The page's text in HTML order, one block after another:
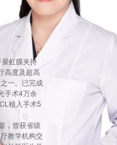
虹膜夹持
高度及超高
一。已完成
手术4万余
植入手术5
，曾获省级
教学机构交